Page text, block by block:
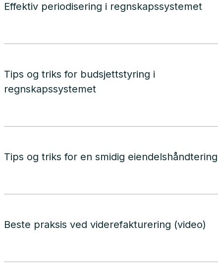
Effektiv periodisering i regnskapssystemet
Tips og triks for budsjettstyring i
regnskapssystemet
Tips og triks for en smidig eiendelshåndtering
Beste praksis ved viderefakturering (video)